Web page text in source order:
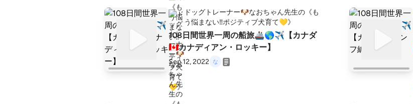
ドッグトレーナー🐶なおちゃん先生の《も
う悩まない‼️ポジティブ犬育て💛》
108日間世界一周の船旅🚢🌎✈【カナダ
🇨🇦カナディアン・ロッキー】
Sep 12, 2022